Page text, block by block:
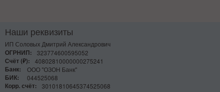
Наши реквизиты
ИП Соловых Дмитрий Александрович
ОГРНИП:
323774600595052
Счёт (₽):
40802810000000275241
Банк:
ООО "ОЗОН Банк"
БИК:
044525068
Корр. счёт:
30101810645374525068